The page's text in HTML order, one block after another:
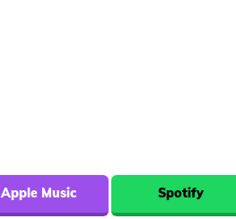
Apple Music Spotify